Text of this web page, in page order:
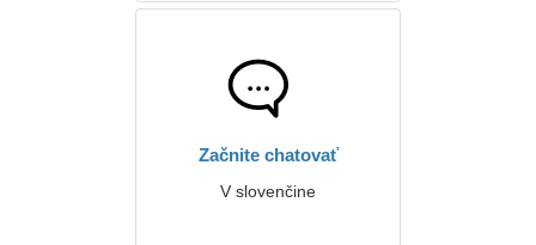
Začnite chatovať
V slovenčine